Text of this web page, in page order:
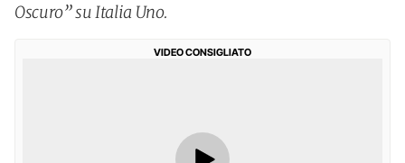
Oscuro” su Italia Uno.
VIDEO CONSIGLIATO